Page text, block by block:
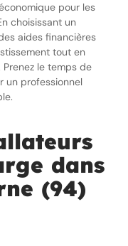
pour les
choisissant un
aides financières
tout en
le temps de
un professionnel
dans
(94)